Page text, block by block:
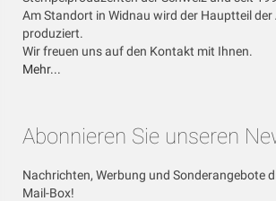
Am Standort in Widnau wird der Hauptteil der
produziert.
Wir freuen uns auf den Kontakt mit Ihnen.
Mehr...
Abonnieren Sie unseren
Nachrichten, Werbung und Sonderangebote
Mail-Box!